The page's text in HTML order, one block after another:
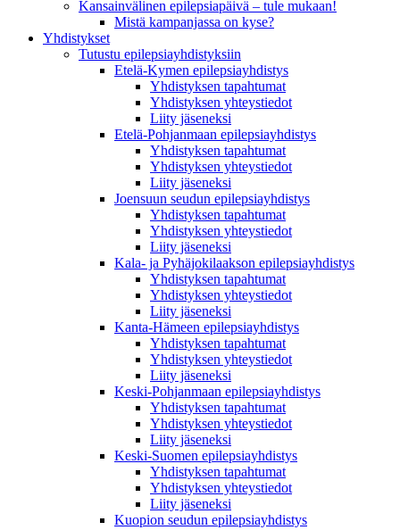
Kansainvälinen epilepsiapäivä – tule mukaan!
Mistä kampanjassa on kyse?
Yhdistykset
Tutustu epilepsiayhdistyksiin
Etelä-Kymen epilepsiayhdistys
Yhdistyksen tapahtumat
Yhdistyksen yhteystiedot
Liity jäseneksi
Etelä-Pohjanmaan epilepsiayhdistys
Yhdistyksen tapahtumat
Yhdistyksen yhteystiedot
Liity jäseneksi
Joensuun seudun epilepsiayhdistys
Yhdistyksen tapahtumat
Yhdistyksen yhteystiedot
Liity jäseneksi
Kala- ja Pyhäjokilaakson epilepsiayhdistys
Yhdistyksen tapahtumat
Yhdistyksen yhteystiedot
Liity jäseneksi
Kanta-Hämeen epilepsiayhdistys
Yhdistyksen tapahtumat
Yhdistyksen yhteystiedot
Liity jäseneksi
Keski-Pohjanmaan epilepsiayhdistys
Yhdistyksen tapahtumat
Yhdistyksen yhteystiedot
Liity jäseneksi
Keski-Suomen epilepsiayhdistys
Yhdistyksen tapahtumat
Yhdistyksen yhteystiedot
Liity jäseneksi
Kuopion seudun epilepsiayhdistys